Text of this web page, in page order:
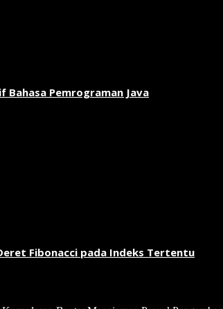
Bahasa Pemrograman Java
Fibonacci pada Indeks Tertentu